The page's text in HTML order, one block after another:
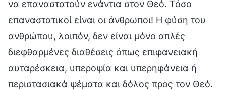
να επαναστατούν ενάντια στον Θεό. Τόσο
επαναστατικοί είναι οι άνθρωποι! Η φύση του
ανθρώπου, λοιπόν, δεν είναι μόνο απλές
διεφθαρμένες διαθέσεις όπως επιφανειακή
αυταρέσκεια, υπεροψία και υπερηφάνεια ή
περιστασιακά ψέματα και δόλος προς τον Θεό.